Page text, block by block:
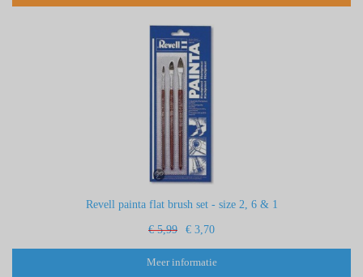
Revell painta flat brush set - size 2, 6 & 1
€ 5,99 € 3,70
Meer informatie